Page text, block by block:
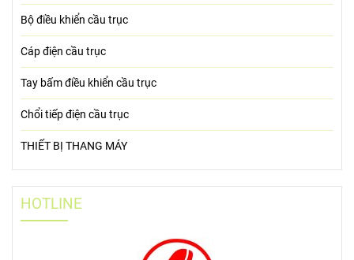
Bộ điều khiển cầu trục
Cáp điện cầu trục
Tay bấm điều khiển cầu trục
Chổi tiếp điện cầu trục
THIẾT BỊ THANG MÁY
HOTLINE